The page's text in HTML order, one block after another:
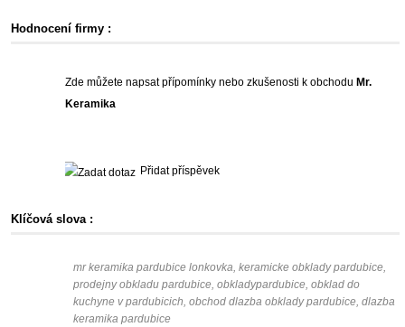
Hodnocení firmy :
Zde můžete napsat přípomínky nebo zkušenosti k obchodu Mr.
Keramika
Přidat příspěvek
Klíčová slova :
mr keramika pardubice lonkovka, keramicke obklady pardubice,
prodejny obkladu pardubice, obkladypardubice, obklad do
kuchyne v pardubicich, obchod dlazba obklady pardubice, dlazba
keramika pardubice